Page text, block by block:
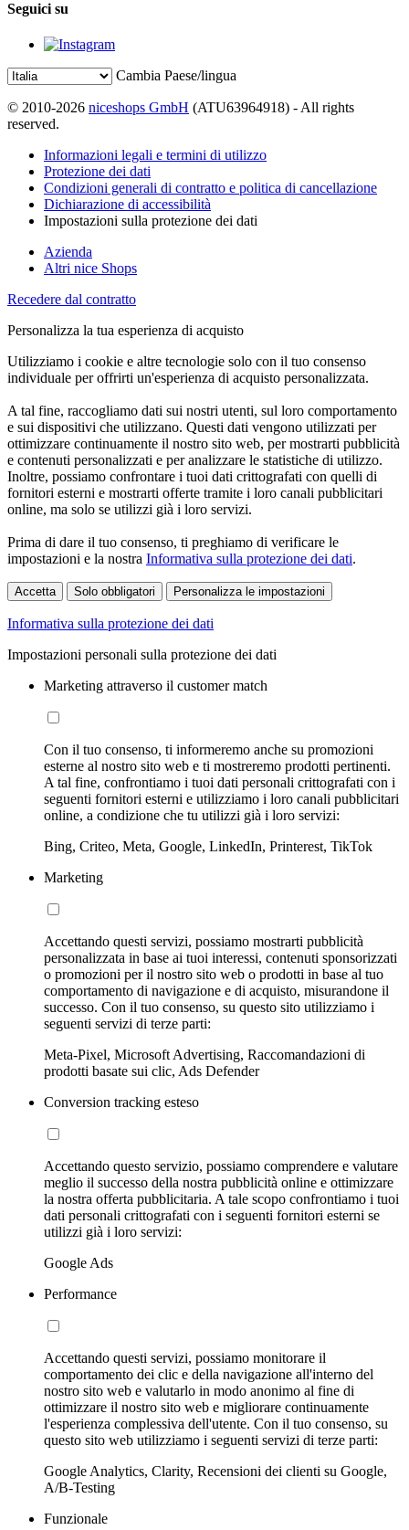
Seguici su
Cambia Paese/lingua
© 2010-2026 niceshops GmbH (ATU63964918) - All rights
reserved.
Informazioni legali e termini di utilizzo
Protezione dei dati
Condizioni generali di contratto e politica di cancellazione
Dichiarazione di accessibilità
Impostazioni sulla protezione dei dati
Azienda
Altri nice Shops
Recedere dal contratto
Personalizza la tua esperienza di acquisto
Utilizziamo i cookie e altre tecnologie solo con il tuo consenso
individuale per offrirti un'esperienza di acquisto personalizzata.
A tal fine, raccogliamo dati sui nostri utenti, sul loro comportamento
e sui dispositivi che utilizzano. Questi dati vengono utilizzati per
ottimizzare continuamente il nostro sito web, per mostrarti pubblicità
e contenuti personalizzati e per analizzare le statistiche di utilizzo.
Inoltre, possiamo confrontare i tuoi dati crittografati con quelli di
fornitori esterni e mostrarti offerte tramite i loro canali pubblicitari
online, ma solo se utilizzi già i loro servizi.
Prima di dare il tuo consenso, ti preghiamo di verificare le
impostazioni e la nostra Informativa sulla protezione dei dati.
Accetta Solo obbligatori Personalizza le impostazioni
Informativa sulla protezione dei dati
Impostazioni personali sulla protezione dei dati
Marketing attraverso il customer match
Con il tuo consenso, ti informeremo anche su promozioni
esterne al nostro sito web e ti mostreremo prodotti pertinenti.
A tal fine, confrontiamo i tuoi dati personali crittografati con i
seguenti fornitori esterni e utilizziamo i loro canali pubblicitari
online, a condizione che tu utilizzi già i loro servizi:
Bing, Criteo, Meta, Google, LinkedIn, Printerest, TikTok
Marketing
Accettando questi servizi, possiamo mostrarti pubblicità
personalizzata in base ai tuoi interessi, contenuti sponsorizzati
o promozioni per il nostro sito web o prodotti in base al tuo
comportamento di navigazione e di acquisto, misurandone il
successo. Con il tuo consenso, su questo sito utilizziamo i
seguenti servizi di terze parti:
Meta-Pixel, Microsoft Advertising, Raccomandazioni di
prodotti basate sui clic, Ads Defender
Conversion tracking esteso
Accettando questo servizio, possiamo comprendere e valutare
meglio il successo della nostra pubblicità online e ottimizzare
la nostra offerta pubblicitaria. A tale scopo confrontiamo i tuoi
dati personali crittografati con i seguenti fornitori esterni se
utilizzi già i loro servizi:
Google Ads
Performance
Accettando questi servizi, possiamo monitorare il
comportamento dei clic e della navigazione all'interno del
nostro sito web e valutarlo in modo anonimo al fine di
ottimizzare il nostro sito web e migliorare continuamente
l'esperienza complessiva dell'utente. Con il tuo consenso, su
questo sito web utilizziamo i seguenti servizi di terze parti:
Google Analytics, Clarity, Recensioni dei clienti su Google,
A/B-Testing
Funzionale